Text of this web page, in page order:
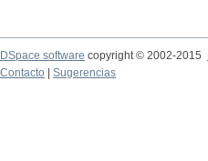
DSpace software copyright © 2002-2015
Contacto
Sugerencias